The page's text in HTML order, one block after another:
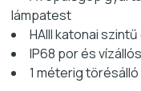
lámpatest
HAIII katonai
IP68 por és
1 méterig törésálló